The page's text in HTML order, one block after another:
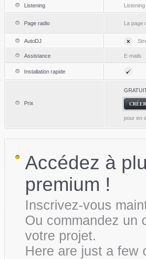
Listening
Page radio La page
AutoDJ
Assistance E-mails
Installation rapide
Prix
pour en
Accédez à
premium !
Inscrivez-vous
Ou commandez un
votre projet.
Here are just a few